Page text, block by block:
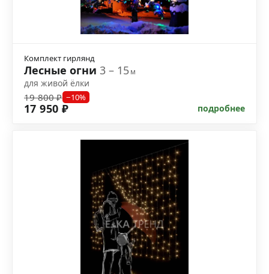
Комплект гирлянд
Лесные огни 3 – 15м
для живой ёлки
19 800 ₽ −10%
17 950 ₽ подробнее